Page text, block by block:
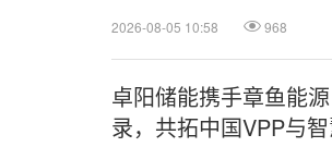
2026-08-05 10:58 968
卓阳储能携手章鱼能
录，共拓中国VPP与